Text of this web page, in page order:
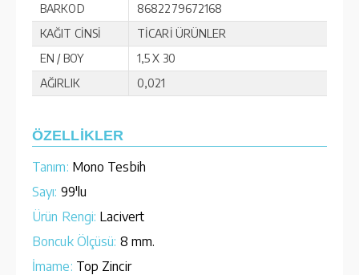
BARKOD
8682279672168
KAĞIT CİNSİ
TİCARİ ÜRÜNLER
EN / BOY
1,5 X 30
AĞIRLIK
0,021
ÖZELLİKLER
Tanım: Mono Tesbih
Sayı: 99'lu
Ürün Rengi: Lacivert
Boncuk Ölçüsü: 8 mm.
İmame: Top Zincir